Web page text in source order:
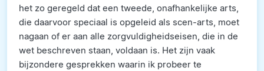
het zo geregeld dat een tweede, onafhankelijke arts,
die daarvoor speciaal is opgeleid als scen-arts, moet
nagaan of er aan alle zorgvuldigheidseisen, die in de
wet beschreven staan, voldaan is. Het zijn vaak
bijzondere gesprekken waarin ik probeer te